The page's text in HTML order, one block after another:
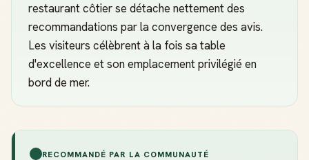
restaurant côtier se détache nettement des
recommandations par la convergence des avis.
Les visiteurs célèbrent à la fois sa table
d'excellence et son emplacement privilégié en
bord de mer.
RECOMMANDÉ PAR LA COMMUNAUTÉ